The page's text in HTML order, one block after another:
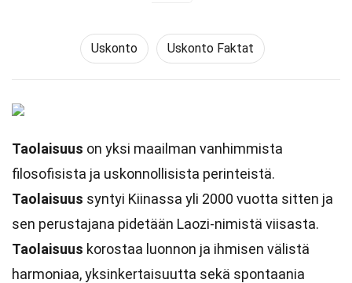
Uskonto Uskonto Faktat
Taolaisuus on yksi maailman vanhimmista
filosofisista ja uskonnollisista perinteistä.
Taolaisuus syntyi Kiinassa yli 2000 vuotta sitten ja
sen perustajana pidetään Laozi-nimistä viisasta.
Taolaisuus korostaa luonnon ja ihmisen välistä
harmoniaa, yksinkertaisuutta sekä spontaania